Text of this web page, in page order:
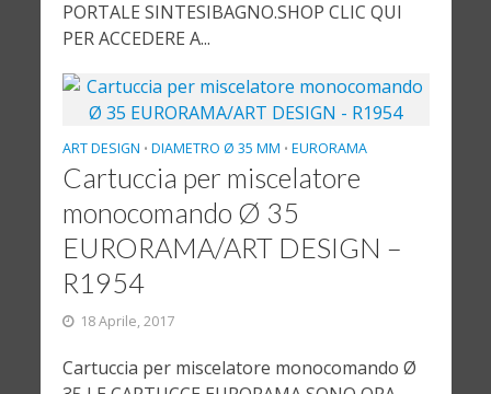
PORTALE SINTESIBAGNO.SHOP CLIC QUI
PER ACCEDERE A...
ART DESIGN • DIAMETRO Ø 35 MM • EURORAMA
Cartuccia per miscelatore
monocomando Ø 35
EURORAMA/ART DESIGN –
R1954
18 Aprile, 2017
Cartuccia per miscelatore monocomando Ø